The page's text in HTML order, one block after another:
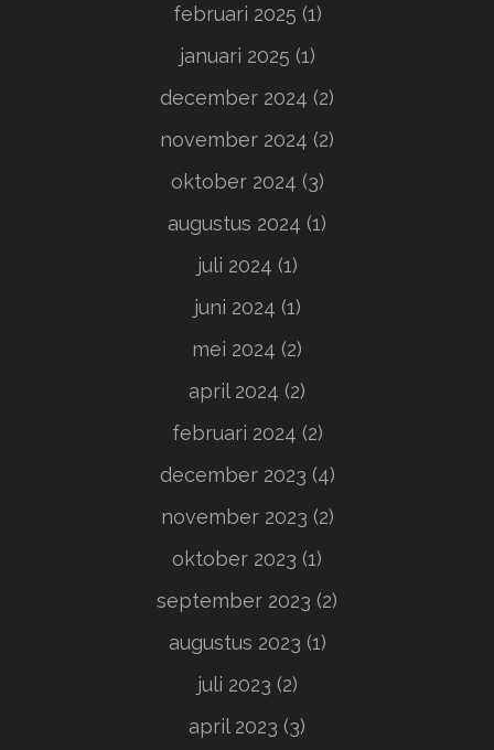
februari 2025 (1)
januari 2025 (1)
december 2024 (2)
november 2024 (2)
oktober 2024 (3)
augustus 2024 (1)
juli 2024 (1)
juni 2024 (1)
mei 2024 (2)
april 2024 (2)
februari 2024 (2)
december 2023 (4)
november 2023 (2)
oktober 2023 (1)
september 2023 (2)
augustus 2023 (1)
juli 2023 (2)
april 2023 (3)